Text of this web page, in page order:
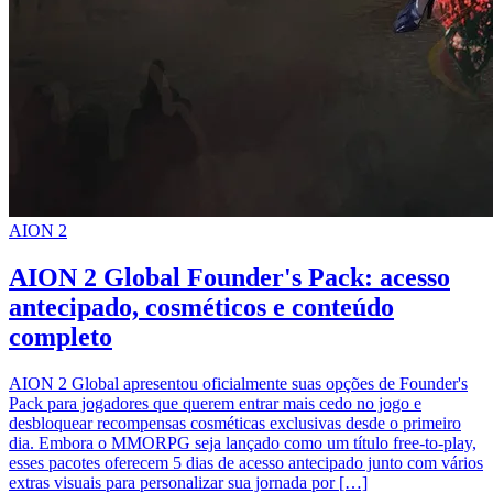
AION 2
AION 2 Global Founder's Pack: acesso
antecipado, cosméticos e conteúdo
completo
AION 2 Global apresentou oficialmente suas opções de Founder's
Pack para jogadores que querem entrar mais cedo no jogo e
desbloquear recompensas cosméticas exclusivas desde o primeiro
dia. Embora o MMORPG seja lançado como um título free-to-play,
esses pacotes oferecem 5 dias de acesso antecipado junto com vários
extras visuais para personalizar sua jornada por […]